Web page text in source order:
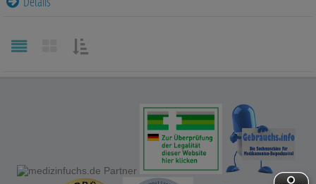
auf unserer Website aber auch die Werbung auf
Dritte wie z.B. Google oder soziale Medien
übertragen werden.